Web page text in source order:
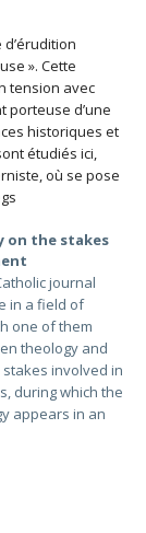
». Cette
tension avec
porteuse d’une
historiques et
étudiés ici,
où se pose
on the stakes
journal
in a field of
one of them
theology and
involved in
during which the
appears in an